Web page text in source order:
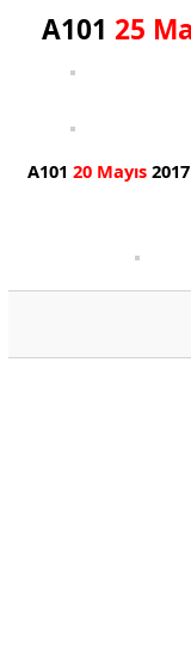
A101 25
A10120 Mayıs 2017